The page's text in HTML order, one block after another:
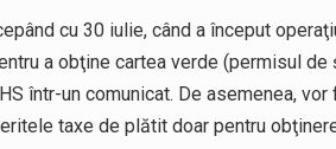
cu 30 iulie, când a început
a obţine cartea verde (permisul
într-un comunicat. De asemenea,
taxe de plătit doar pentru